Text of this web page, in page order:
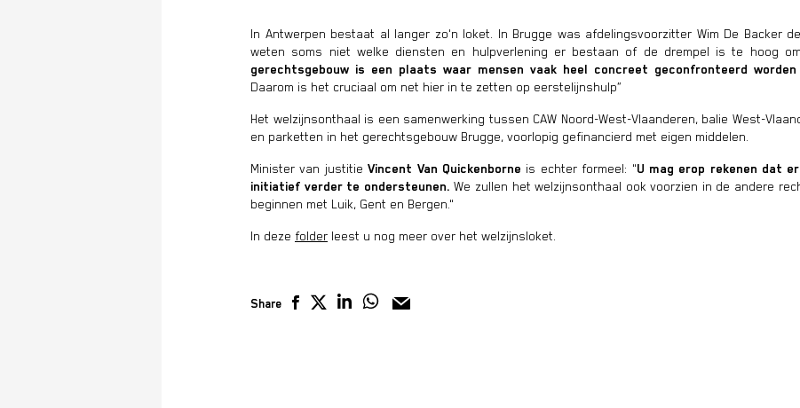
In Antwerpen bestaat al langer zo'n loket. In Brugge was afdelingsvoorzitter Wim De Backer
weten soms niet welke diensten en hulpverlening er bestaan of de drempel is te hoog
gerechtsgebouw is een plaats waar mensen vaak heel concreet geconfronteerd worden
Daarom is het cruciaal om net hier in te zetten op eerstelijnshulp”
Het welzijnsonthaal is een samenwerking tussen CAW Noord-West-Vlaanderen, balie West-
en parketten in het gerechtsgebouw Brugge, voorlopig gefinancierd met eigen middelen.
Minister van justitieVincent Van Quickenborne is echter formeel: "U mag erop rekenen dat
initiatief verder te ondersteunen. We zullen het welzijnsonthaal ook voorzien in de andere
beginnen met Luik, Gent en Bergen."
In deze folder leest u nog meer over het welzijnsloket.
Share